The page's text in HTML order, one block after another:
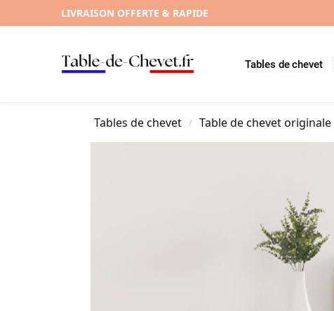
LIVRAISON OFFERTE & RAPIDE
Tables de chevet
Tables de chevet / Table de chevet originale